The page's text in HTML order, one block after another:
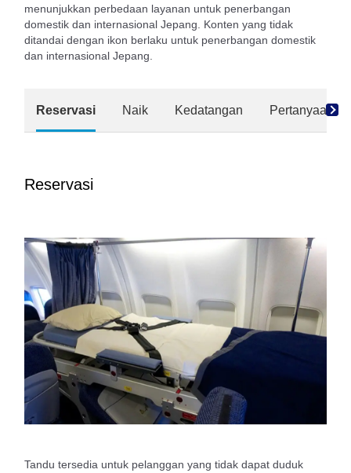
menunjukkan perbedaan layanan untuk penerbangan
domestik dan internasional Jepang. Konten yang tidak
ditandai dengan ikon berlaku untuk penerbangan domestik
dan internasional Jepang.
Reservasi Naik Kedatangan Pertanyaan
Reservasi
Tandu tersedia untuk pelanggan yang tidak dapat duduk